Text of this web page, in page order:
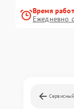
Время
Ежедневно